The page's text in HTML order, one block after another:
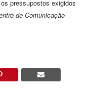
pressupostos exigidos
de Comunicação